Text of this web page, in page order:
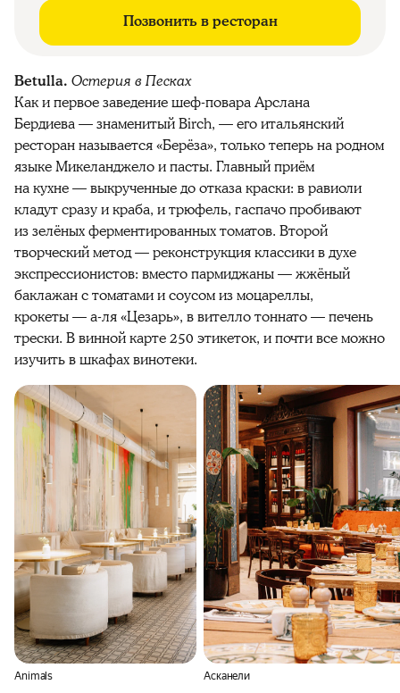
Позвонить в ресторан
Betulla. Остерия в Песках
Как и первое заведение шеф-повара Арслана
Бердиева — знаменитый Birch, — его итальянский
ресторан называется «Берёза», только теперь на родном
языке Микеланджело и пасты. Главный приём
на кухне — выкрученные до отказа краски: в равиоли
кладут сразу и краба, и трюфель, гаспачо пробивают
из зелёных ферментированных томатов. Второй
творческий метод — реконструкция классики в духе
экспрессионистов: вместо пармиджаны — жжёный
баклажан с томатами и соусом из моцареллы,
крокеты — а-ля «Цезарь», в вителло тоннато — печень
трески. В винной карте 250 этикеток, и почти все можно
изучить в шкафах винотеки.
Animals Асканели